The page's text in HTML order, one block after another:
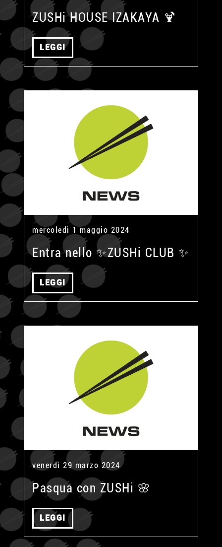
ZUSHi HOUSE IZAKAYA 🍹
LEGGI
mercoledì 1 maggio 2024
Entra nello ✨ZUSHi CLUB ✨
LEGGI
venerdì 29 marzo 2024
Pasqua con ZUSHi 🌸
LEGGI